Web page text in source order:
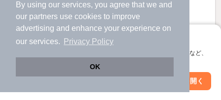
By using our services, you agree that we and
our partners use cookies to improve
advertising and enhance your experience on
our services.
Privacy Policy
OK
アプリに切り替えて、サクサクお部屋探し
会員登録なしですぐ使える。マップ検索やお気に入り保存など、
アプリを開く
篠山口駅より徒歩5分 築16年5ヶ月 2階建の賃貸物件
丹波大山駅 歩34分 （福知山線）
絞り込み条件を変更